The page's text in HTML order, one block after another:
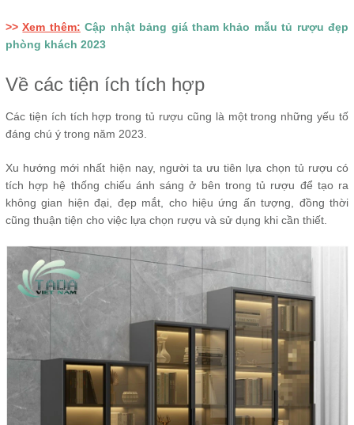
>>Xem thêm: Cập nhật bảng giá tham khảo mẫu tủ rượu đẹp
phòng khách 2023
Về các tiện ích tích hợp
Các tiện ích tích hợp trong tủ rượu cũng là một trong những yếu tố
đáng chú ý trong năm 2023.
Xu hướng mới nhất hiện nay, người ta ưu tiên lựa chọn tủ rượu có
tích hợp hệ thống chiếu ánh sáng ở bên trong tủ rượu để tạo ra
không gian hiện đại, đẹp mắt, cho hiệu ứng ấn tượng, đồng thời
cũng thuận tiện cho việc lựa chọn rượu và sử dụng khi cần thiết.